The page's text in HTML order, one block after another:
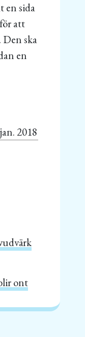
en sida
att
Den ska
en
2018
ont